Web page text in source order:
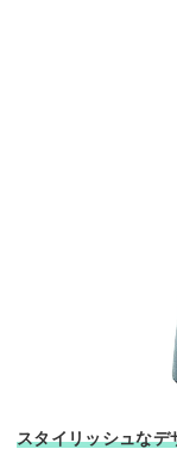
スタイリッシュなデ